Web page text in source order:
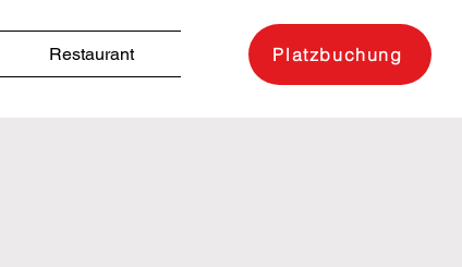
Restaurant Platzbuchung